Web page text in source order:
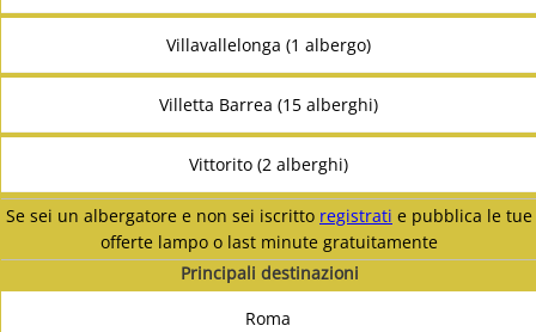
Villavallelonga (1 albergo)
Villetta Barrea (15 alberghi)
Vittorito (2 alberghi)
Se sei un albergatore e non sei iscritto registrati e pubblica le tue
offerte lampo o last minute gratuitamente
Principali destinazioni
Roma